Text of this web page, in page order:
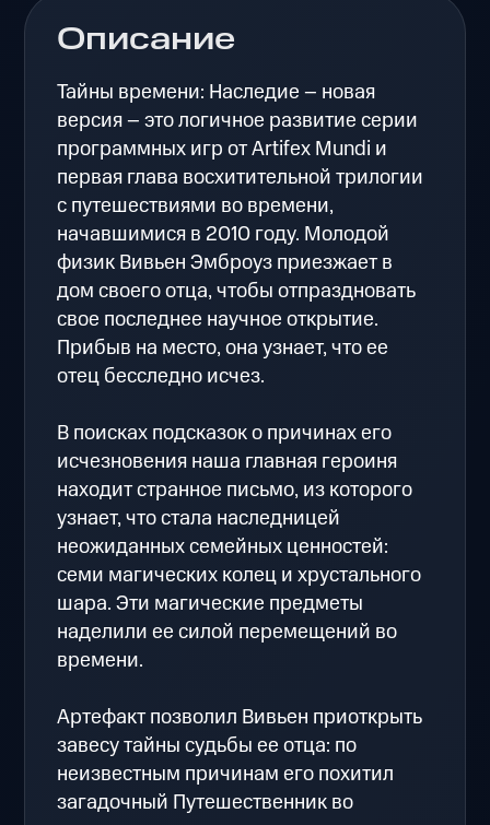
Описание
Тайны времени: Наследие – новая
версия – это логичное развитие серии
программных игр от Artifex Mundi и
первая глава восхитительной трилогии
с путешествиями во времени,
начавшимися в 2010 году. Молодой
физик Вивьен Эмброуз приезжает в
дом своего отца, чтобы отпраздновать
свое последнее научное открытие.
Прибыв на место, она узнает, что ее
отец бесследно исчез.
В поисках подсказок о причинах его
исчезновения наша главная героиня
находит странное письмо, из которого
узнает, что стала наследницей
неожиданных семейных ценностей:
семи магических колец и хрустального
шара. Эти магические предметы
наделили ее силой перемещений во
времени.
Артефакт позволил Вивьен приоткрыть
завесу тайны судьбы ее отца: по
неизвестным причинам его похитил
загадочный Путешественник во